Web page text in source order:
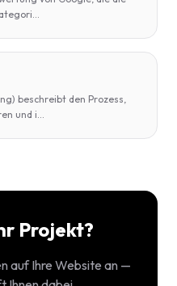
beschreibt den Prozess,
und i
Projekt?
auf Ihre Website an —